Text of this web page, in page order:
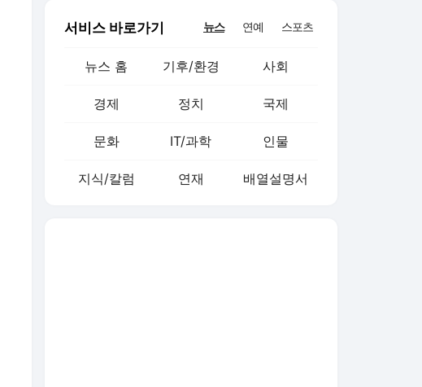
서비스 바로가기 뉴스 연예 스포츠
뉴스 홈 기후/환경 사회
경제 정치 국제
문화 IT/과학 인물
지식/칼럼 연재 배열설명서